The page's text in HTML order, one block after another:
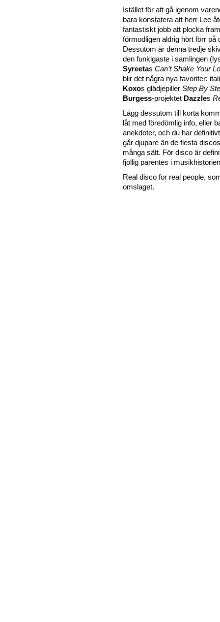
Istället för att gå igenom
bara konstatera att herr Lee
fantastiskt jobb att plocka
förmodligen aldrig hört förr på
Dessutom är denna tredje
den funkigaste i samlingen
Syreetas Can’t Shake Your
blir det några nya favoriter:
Koxos glädjepiller Step By
Burgess-projektet Dazzles
Lägg dessutom till korta
låt med föredömlig info, eller
anekdoter, och du har
går djupare än de flesta
många sätt. För disco är
fjollig parentes i
Real disco for real people,
omslaget.